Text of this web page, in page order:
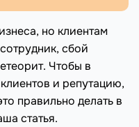
но клиентам
сбой
Чтобы в
и репутацию,
правильно делать в
статья.